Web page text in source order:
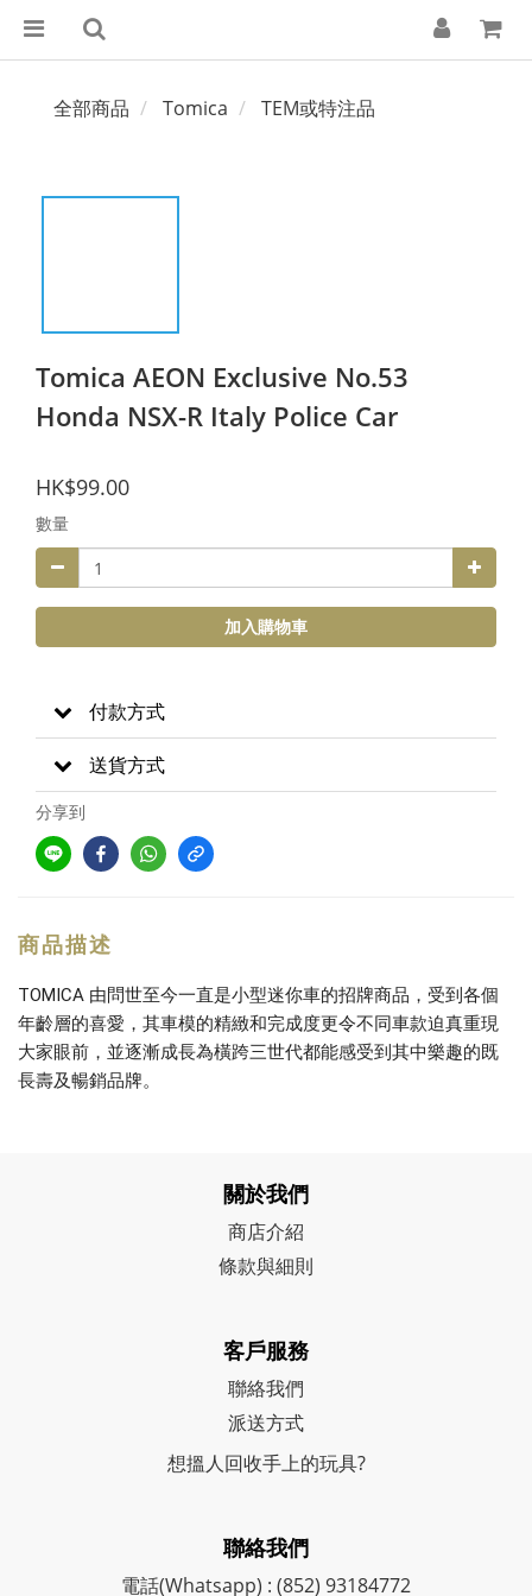
全部商品 Tomica TEM或特注品
Tomica AEON Exclusive No.53
Honda NSX-R Italy Police Car
HK$99.00
數量
加入購物車
付款方式
送貨方式
分享到
商品描述
TOMICA 由問世至今一直是小型迷你車的招牌商品，受到各個
年齡層的喜愛，其車模的精緻和完成度更令不同車款迫真重現
大家眼前，並逐漸成長為橫跨三世代都能感受到其中樂趣的既
長壽及暢銷品牌。
關於我們
商店介紹
條款與細則
客戶服務
聯絡我們
派送方式
想搵人回收手上的玩具?
聯絡我們
電話(Whatsapp) : (852) 93184772